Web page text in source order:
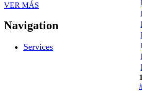
VER MÁS
Navigation
Services
1